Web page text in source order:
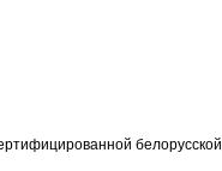
белорусской